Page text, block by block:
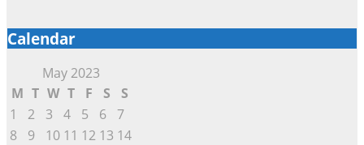
Calendar
May 2023
M T W T F S
S
1
2 3 4 5 6
7
8
9 10 11 12 13 14